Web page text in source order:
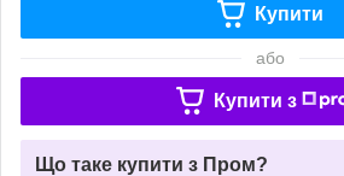
Купити
або
Купити з
Що таке купити з Пром?